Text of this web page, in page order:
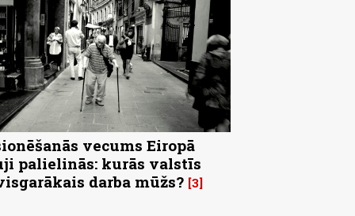
vecums Eiropā
palielinās: kurās valstīs
darba mūžs? 3